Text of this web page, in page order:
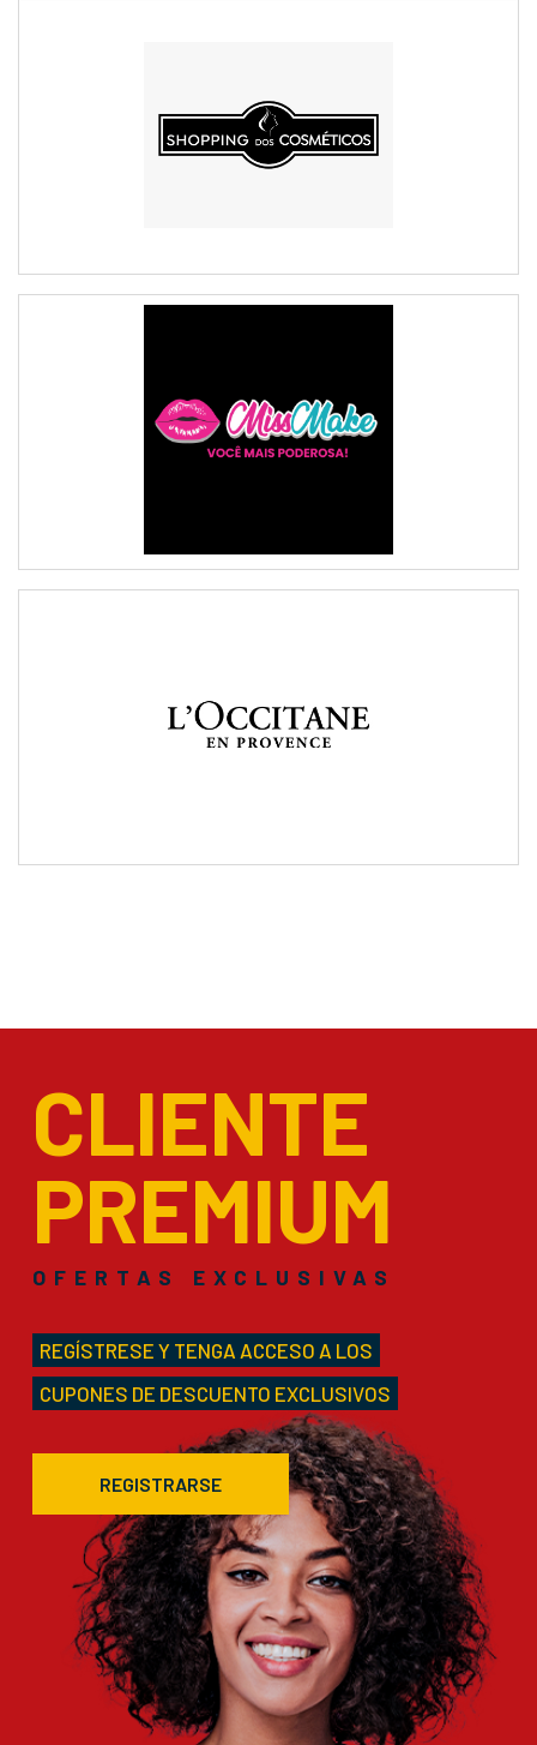
CLIENTE
PREMIUM
OFERTAS EXCLUSIVAS
REGÍSTRESE Y TENGA ACCESO A LOS
CUPONES DE DESCUENTO EXCLUSIVOS
REGISTRARSE